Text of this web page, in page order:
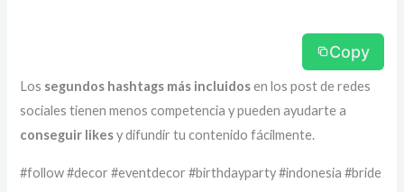
Copy
Los segundos hashtags más incluidosen los post de redes
sociales tienen menos competencia y pueden ayudarte a
conseguir likesy difundir tu contenido fácilmente.
#follow #decor #eventdecor #birthdayparty #indonesia #bride